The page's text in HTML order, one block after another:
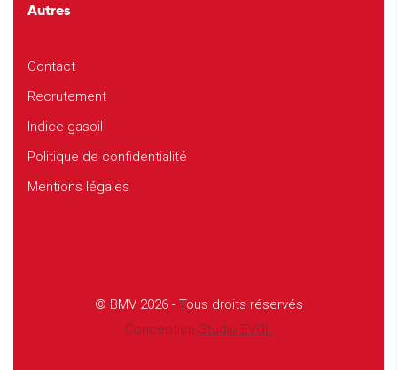
Autres
Contact
Recrutement
Indice gasoil
Politique de confidentialité
Mentions légales
© BMV 2026 - Tous droits réservés
Conception Studio EVOL